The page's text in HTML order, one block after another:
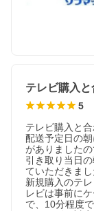
5
テレビ購入と
配送予定日の
がありました
引き取り当日
ていただきまし
新規購入のテ
レビは事前に
で、10分程度